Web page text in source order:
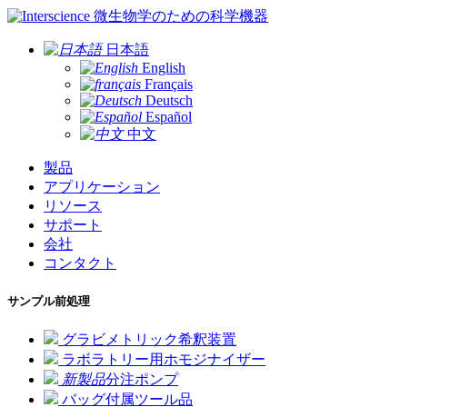
微生物学のための科学機器
日本語
English
Français
Deutsch
Español
中文
製品
アプリケーション
リソース
サポート
会社
コンタクト
サンプル前処理
グラビメトリック希釈装置
ラボラトリー用ホモジナイザー
新製品分注ポンプ
バッグ付属ツール品